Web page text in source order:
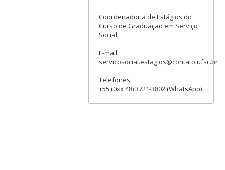
Coordenadoria de Estágios do
Curso de Graduação em Serviço
Social
E-mail:
servicosocial.estagios@contato.ufsc.br
Telefones:
+55 (0xx 48) 3721-3802 (WhatsApp)